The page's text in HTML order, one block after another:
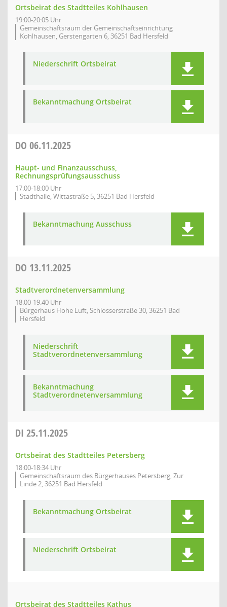
Ortsbeirat des Stadtteiles Kohlhausen
19:00-20:05 Uhr
Gemeinschaftsraum der Gemeinschaftseinrichtung
Kohlhausen, Gerstengarten 6, 36251 Bad Hersfeld
Niederschrift Ortsbeirat
Bekanntmachung Ortsbeirat
DO 06.11.2025
Haupt- und Finanzausschuss,
Rechnungsprüfungsausschuss
17:00-18:00 Uhr
Stadthalle, Wittastraße 5, 36251 Bad Hersfeld
Bekanntmachung Ausschuss
DO 13.11.2025
Stadtverordnetenversammlung
18:00-19:40 Uhr
Bürgerhaus Hohe Luft, Schlosserstraße 30, 36251 Bad
Hersfeld
Niederschrift
Stadtverordnetenversammlung
Bekanntmachung
Stadtverordnetenversammlung
DI 25.11.2025
Ortsbeirat des Stadtteiles Petersberg
18:00-18:34 Uhr
Gemeinschaftsraum des Bürgerhauses Petersberg, Zur
Linde 2, 36251 Bad Hersfeld
Bekanntmachung Ortsbeirat
Niederschrift Ortsbeirat
Ortsbeirat des Stadtteiles Kathus